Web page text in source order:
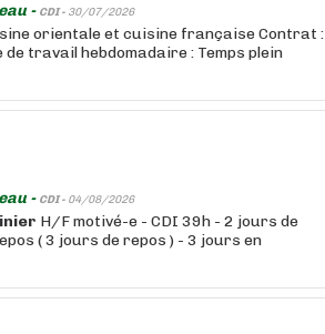
- CDI - 30/07/2026
orientale et cuisine française Contrat :
de travail hebdomadaire : Temps plein
- CDI - 04/08/2026
H/F motivé-e - CDI 39h - 2 jours de
( 3 jours de repos ) - 3 jours en